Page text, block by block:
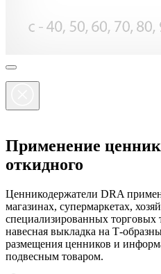
Применение
откидного
Ценникодержатели DRA
магазинах, супермаркетах,
специализированных торговых
навесная выкладка на Т-
размещения ценников и
подвесным товаром.